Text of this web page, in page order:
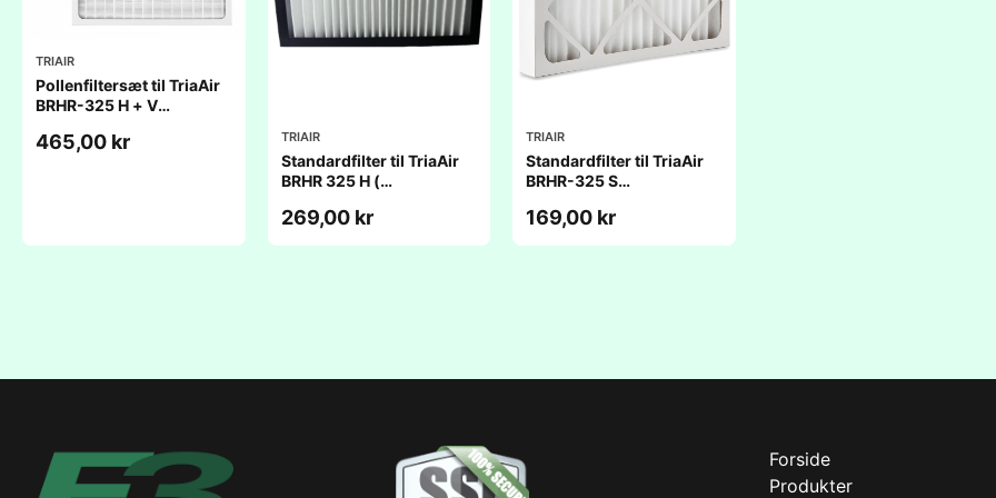
TRIAIR
Pollenfiltersæt til TriaAir
BRHR-325 H + V
465,00 kr TRIAIR
Standardfilter til TriaAir
BRHR 325 H (
269,00 kr
TRIAIR
Standardfilter til TriaAir
BRHR-325 S
169,00 kr
Forside
Produkter